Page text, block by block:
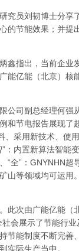
员刘韧博士分享
的节能效果；并提
指出，当前企业
能亿能（北京）
司副总经理何强
和节电报告展现了
、采用新技术、使
：内置新算法智能
“全”：GNYNHN
山等领域均可运
次由广能亿能（
会展示了节能行
节能制度不断完善
实际生产当中。